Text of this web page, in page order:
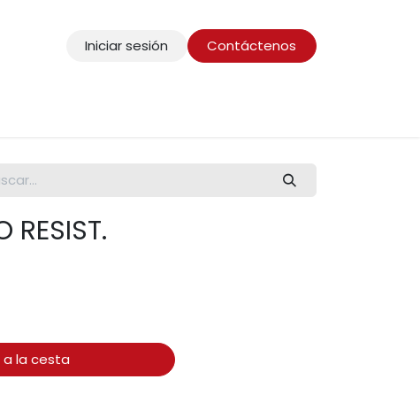
Iniciar sesión Contáctenos
RESIST.
a la cesta